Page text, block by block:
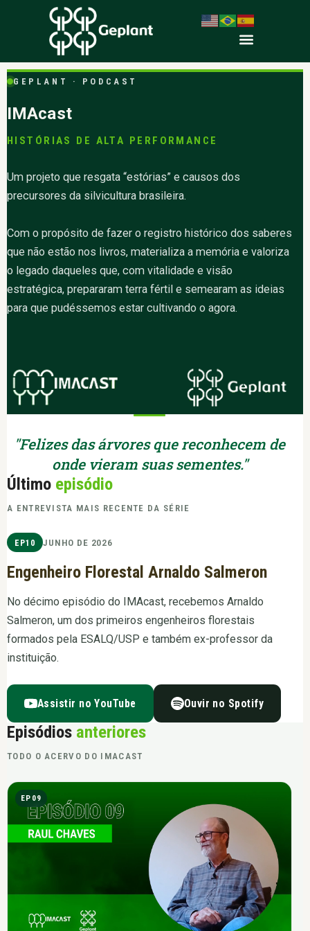
GEPLANT · PODCAST
IMAcast
HISTÓRIAS DE ALTA PERFORMANCE
Um projeto que resgata “estórias” e causos dos
precursores da silvicultura brasileira.
Com o propósito de fazer o registro histórico dos saberes
que não estão nos livros, materializa a memória e valoriza
o legado daqueles que, com vitalidade e visão
estratégica, prepararam terra fértil e semearam as ideias
para que pudéssemos estar cultivando o agora.
"Felizes das árvores que reconhecem de
onde vieram suas sementes."
Último episódio
A ENTREVISTA MAIS RECENTE DA SÉRIE
EP10 JUNHO DE 2026
Engenheiro Florestal Arnaldo Salmeron
No décimo episódio do IMAcast, recebemos Arnaldo
Salmeron, um dos primeiros engenheiros florestais
formados pela ESALQ/USP e também ex-professor da
instituição.
Assistir no YouTube Ouvir no Spotify
Episódios anteriores
TODO O ACERVO DO IMACAST
EP09